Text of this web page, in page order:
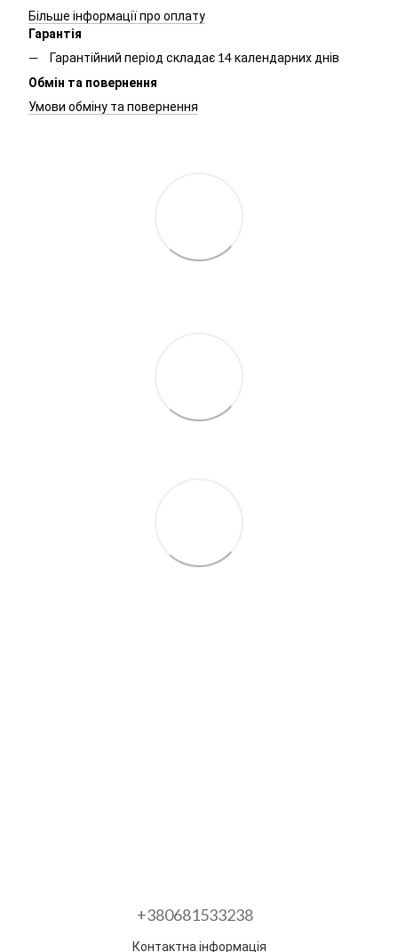
Більше інформації про оплату
Гарантія
Гарантійний період складає 14 календарних днів
Обмін та повернення
Умови обміну та повернення
+380681533238
Контактна інформація